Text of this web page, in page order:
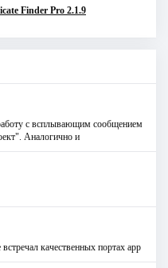
Finder Pro 2.1.9
с всплывающим сообщением
Аналогично и
качественных портах app